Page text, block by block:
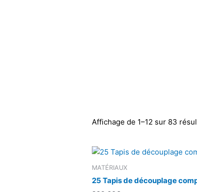
Affichage de 1–12 sur 83
MATÉRIAUX
25 Tapis de découplage